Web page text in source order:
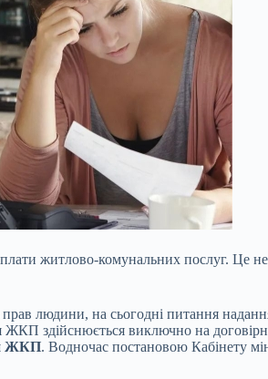
житлово-комунальних послуг. Це
людини, на сьогодні питання
ЖКП здійснюється виключно на
ЖКП. Водночас постановою Кабінету